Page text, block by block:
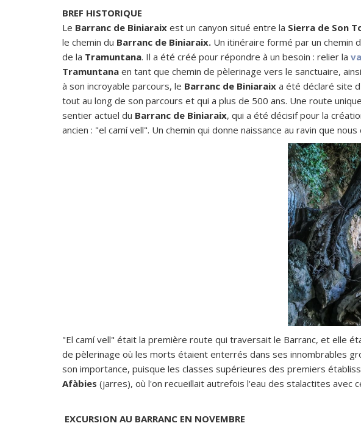
BREF HISTORIQUE
Le Barranc de Biniaraix est un canyon situé entre la Sierra de Son
le chemin du Barranc de Biniaraix. Un itinéraire formé par un
de la Tramuntana. Il a été créé pour répondre à un besoin : relier la
Tramuntana en tant que chemin de pèlerinage vers le sanctuaire,
à son incroyable parcours, le Barranc de Biniaraix a été déclaré site
tout au long de son parcours et qui a plus de 500 ans. Une route
sentier actuel du Barranc de Biniaraix, qui a été décisif pour la
ancien : "el camí vell". Un chemin qui donne naissance au ravin que
"El camí vell" était la première route qui traversait le Barranc, et elle
de pèlerinage où les morts étaient enterrés dans ses innombrables
son importance, puisque les classes supérieures des premiers
Afàbies (jarres), où l'on recueillait autrefois l'eau des stalactites avec
EXCURSION AU BARRANC EN NOVEMBRE